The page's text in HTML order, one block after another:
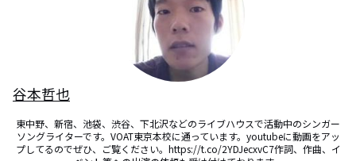
谷本哲也
東中野、新宿、池袋、渋谷、下北沢などのライブハウスで活動中のシンガー
ソングライターです。VOAT東京本校に通っています。youtubeに動画をアッ
プしてるのでぜひ、ご覧ください。https://t.co/2YDJecxvC7作詞、作曲、イ